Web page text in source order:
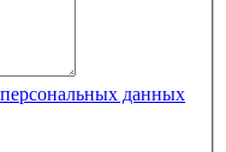
данных